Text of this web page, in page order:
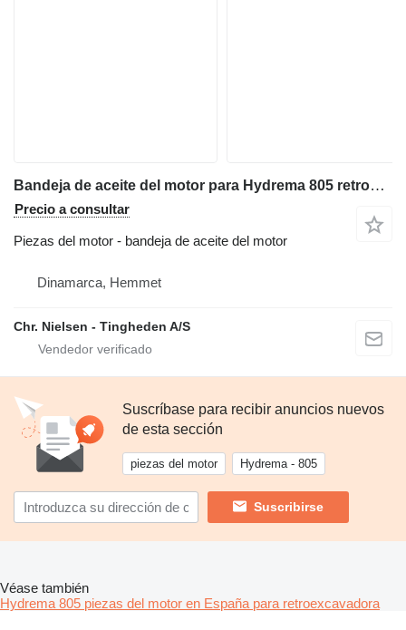
Bandeja de aceite del motor para Hydrema 805 retroexcavadora
Precio a consultar
Piezas del motor - bandeja de aceite del motor
Dinamarca, Hemmet
Chr. Nielsen - Tingheden A/S
Suscríbase para recibir anuncios nuevos
de esta sección
piezas del motor Hydrema - 805
Suscribirse
Véase también
Hydrema 805 piezas del motor en España para retroexcavadora